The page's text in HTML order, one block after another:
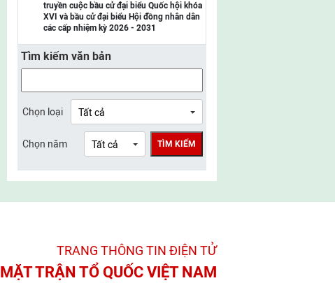
UBMTTQ Việt Nam tỉnh Sơn La
UBMTTQ Việt Nam tỉnh Thanh Hóa
UBMTTQ Việt Nam tỉnh Nghệ An
UBMTTQ Việt Nam tỉnh Lào Cai
UBMTTQ Việt Nam tỉnh Thái Nguyên
UBMTTQ Việt Nam tỉnh Bắc Ninh
UBMTTQ Việt Nam tỉnh Ninh Bình
UBMTTQ Việt Nam tỉnh Quảng Trị
truyền cuộc bầu cử đại biểu Quốc hội khóa
XVI và bầu cử đại biểu Hội đồng nhân dân
các cấp nhiệm kỳ 2026 - 2031
Tìm kiếm văn bản
Chọn loại
Chọn năm TÌM KIẾM
TRANG THÔNG TIN ĐIỆN TỬ­
MẶT TRẬN TỔ QUỐC VIỆT NAM